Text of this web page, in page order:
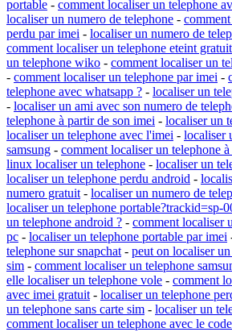
portable - comment localiser un telephone
localiser un numero de telephone -
perdu par imei - localiser un numero de
comment localiser un telephone eteint
un telephone wiko - comment localiser un
- comment localiser un telephone par imei -
telephone avec whatsapp ? - localiser un
- localiser un ami avec son numero de
telephone à partir de son imei - localiser un
localiser un telephone avec l'imei - localiser
samsung - comment localiser un telephone
linux localiser un telephone - localiser un
localiser un telephone perdu android -
numero gratuit - localiser un numero de
localiser un telephone portable?trackid=sp-
un telephone android ? - comment localiser
pc - localiser un telephone portable par imei
telephone sur snapchat - peut on localiser
sim - comment localiser un telephone
elle localiser un telephone vole - comment
avec imei gratuit - localiser un telephone
un telephone sans carte sim - localiser un
comment localiser un telephone avec le